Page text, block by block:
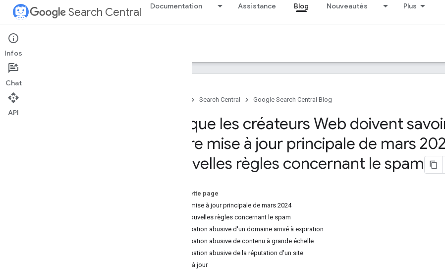
Search Central Documentation Assistance Blog Nouveautés Plus
Google Search Central Blog
Archiver
Search Central Google Search Central Blog
Ce que les créateurs Web doivent
notre mise à jour principale de mars
nouvelles règles concernant le spam
Sur cette page
Notre mise à jour principale de mars 2024
Nos nouvelles règles concernant le spam
Utilisation abusive d'un domaine arrivé à expiration
Utilisation abusive de contenu à grande échelle
Utilisation abusive de la réputation d'un site
Mises à jour
Infos
Chat
API